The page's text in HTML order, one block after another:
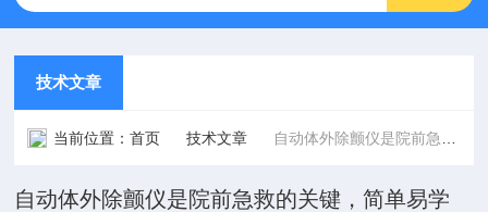
技术文章
当前位置：首页 技术文章 自动体外除颤仪是院前急救的关键，简单易学
自动体外除颤仪是院前急救的关键，简单易学